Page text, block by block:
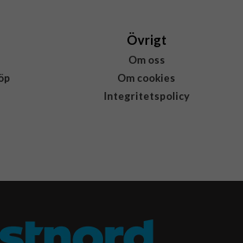
Övrigt
Om oss
Om cookies
Integritetspolicy